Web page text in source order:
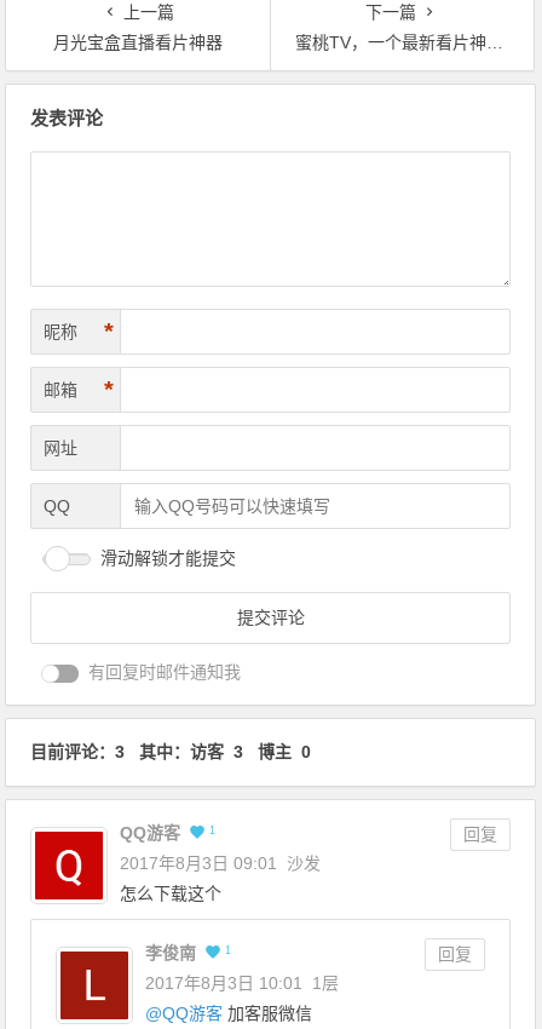
上一篇
月光宝盒直播看片神器
下一篇
蜜桃TV，一个最新看片神器老司机请上车
发表评论
昵称 *
邮箱 *
网址
QQ
滑动解锁才能提交
有回复时邮件通知我
目前评论：3 其中：访客 3 博主 0
QQ游客 1
回复
2017年8月3日 09:01
沙发
怎么下载这个
李俊南 1
回复
2017年8月3日 10:01
1层
@QQ游客 加客服微信